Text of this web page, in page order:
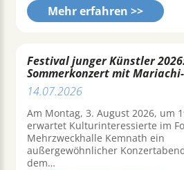
Mehr erfahren >>
Festival junger Künstler
Sommerkonzert mit
14.07.2026
Am Montag, 3. August 2026, um
erwartet Kulturinteressierte im
Mehrzweckhalle Kemnath ein
außergewöhnlicher
dem…